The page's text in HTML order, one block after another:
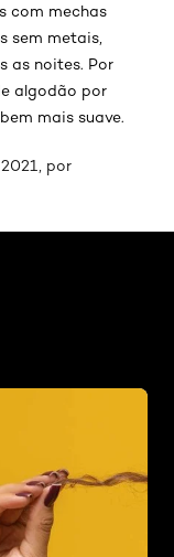
com mechas
sem metais,
as noites. Por
algodão por
mais suave.
por